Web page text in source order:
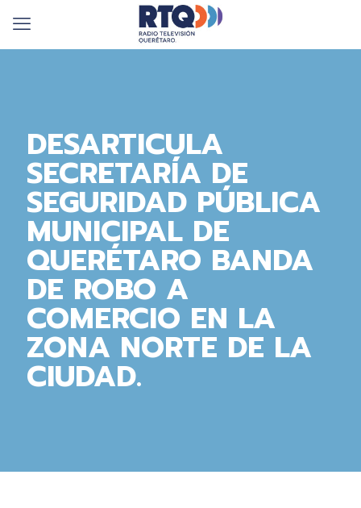
DESARTICULA
SECRETARÍA DE
SEGURIDAD PÚBLICA
MUNICIPAL DE
QUERÉTARO BANDA
DE ROBO A
COMERCIO EN LA
ZONA NORTE DE LA
CIUDAD.